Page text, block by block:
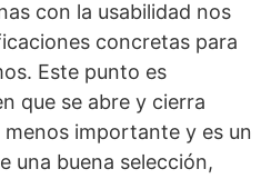
con la usabilidad nos
concretas para
Este punto es
que se abre y cierra
importante y es un
una buena selección,